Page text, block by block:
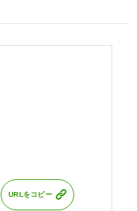
URLをコピー